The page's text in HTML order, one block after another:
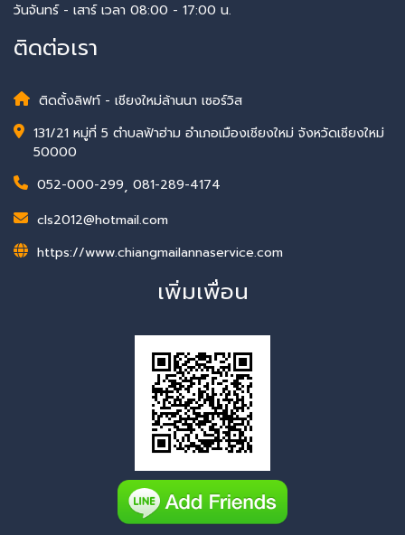
วันจันทร์ - เสาร์ เวลา 08:00 - 17:00 น.
ติดต่อเรา
ติดตั้งลิฟท์ - เชียงใหม่ล้านนา เซอร์วิส
131/21 หมู่ที่ 5 ตำบลฟ้าฮ่าม อำเภอเมืองเชียงใหม่ จังหวัดเชียงใหม่
50000
052-000-299, 081-289-4174
cls2012@hotmail.com
https://www.chiangmailannaservice.com
เพิ่มเพื่อน